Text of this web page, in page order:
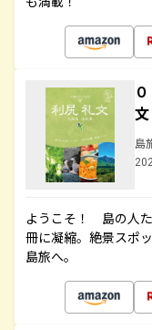
島
ようこそ！ 島の人
冊に凝縮。絶景スポ
島旅へ。